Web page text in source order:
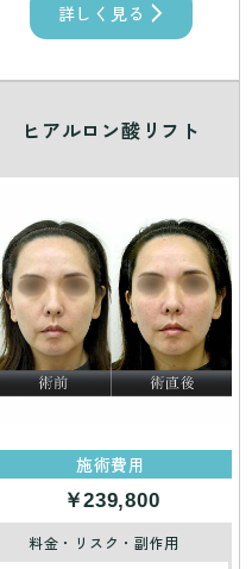
詳しく見る
ヒアルロン酸リフト
施術費用
￥239,800
料金・リスク・副作用